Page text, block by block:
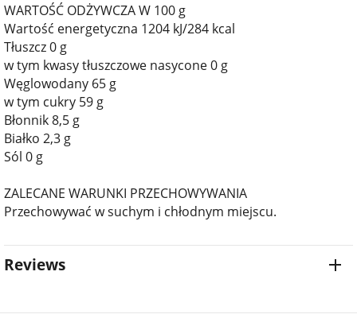
WARTOŚĆ ODŻYWCZA W 100 g
Wartość energetyczna 1204 kJ/284 kcal
Tłuszcz 0 g
w tym kwasy tłuszczowe nasycone 0 g
Węglowodany 65 g
w tym cukry 59 g
Błonnik 8,5 g
Białko 2,3 g
Sól 0 g
ZALECANE WARUNKI PRZECHOWYWANIA
Przechowywać w suchym i chłodnym miejscu.
Reviews